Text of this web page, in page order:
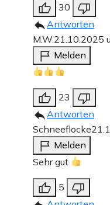
30
Antworten
M.W. 21.10.2025
Melden
23
Antworten
Schneeflocke
Melden
Sehr gut
5